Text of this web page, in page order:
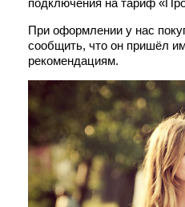
подключения на тариф
При оформлении у нас
сообщить, что он пришёл
рекомендациям.